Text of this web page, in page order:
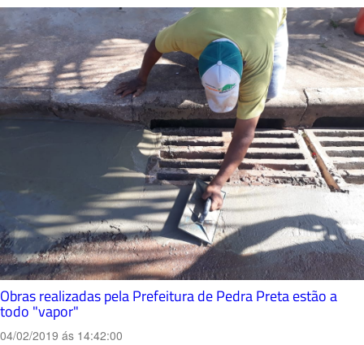
Obras realizadas pela Prefeitura de Pedra Preta estão a
todo "vapor"
04/02/2019 ás 14:42:00